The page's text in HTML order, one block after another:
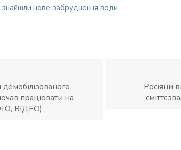
знайшли нове забруднення води
працювати на
ВІДЕО)
Росіяни